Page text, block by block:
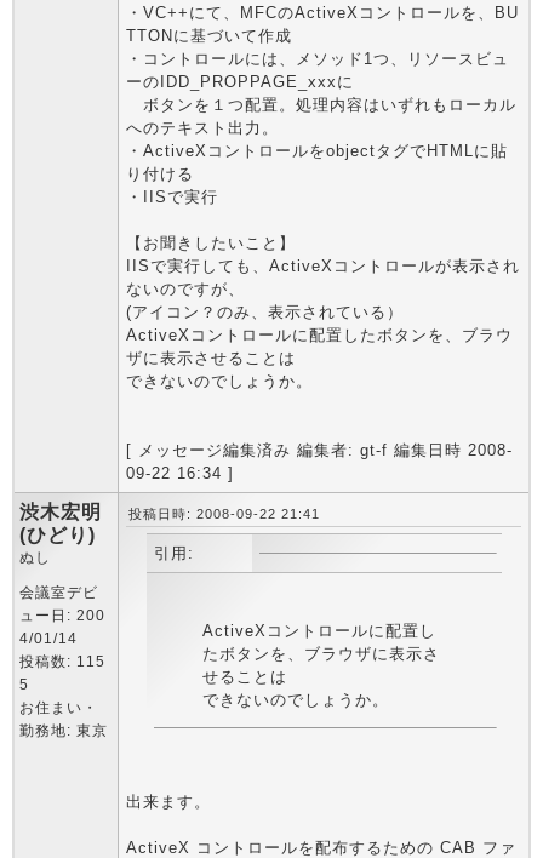
・VC++にて、MFCのActiveXコントロールを、BU
TTONに基づいて作成
・コントロールには、メソッド1つ、リソースビュ
ーのIDD_PROPPAGE_xxxに
ボタンを１つ配置。処理内容はいずれもローカル
へのテキスト出力。
・ActiveXコントロールをobjectタグでHTMLに貼
り付ける
・IISで実行
【お聞きしたいこと】
IISで実行しても、ActiveXコントロールが表示され
ないのですが、
(アイコン？のみ、表示されている）
ActiveXコントロールに配置したボタンを、ブラウ
ザに表示させることは
できないのでしょうか。
[ メッセージ編集済み 編集者: gt-f 編集日時 2008-
09-22 16:34 ]
渋木宏明
(ひどり)
ぬし
会議室デビ
ュー日: 200
4/01/14
投稿数: 115
5
お住まい・
勤務地: 東京
投稿日時: 2008-09-22 21:41
引用:
ActiveXコントロールに配置し
たボタンを、ブラウザに表示さ
せることは
できないのでしょうか。
出来ます。
ActiveX コントロールを配布するための CAB ファ